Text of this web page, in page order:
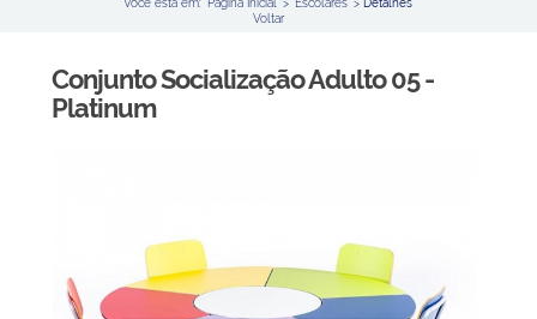
Voltar
Conjunto Socialização Adulto 05 -
Platinum
Ambiente Maker
Armários em Aço
Longarinas